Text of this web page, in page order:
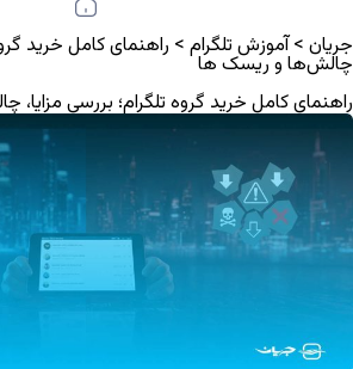
جریان >آموزش تلگرام > راهنمای کامل خرید
چالش‌ها و ریسک ها
راهنمای کامل خرید گروه تلگرام؛ بررسی